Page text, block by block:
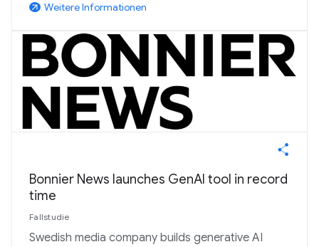
arrow_outward Weitere Informationen
Bonnier News launches GenAI tool in record
time
Fallstudie
Swedish media company builds generative AI